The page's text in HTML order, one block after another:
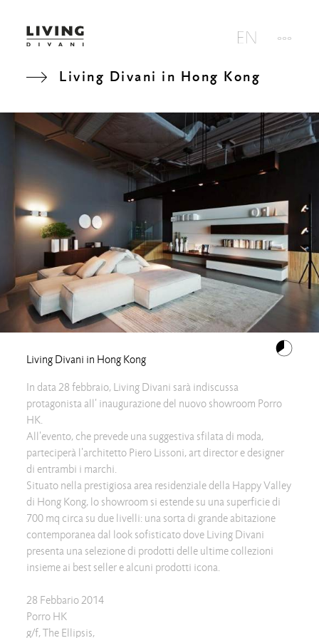
Living Divani in Hong Kong
Living Divani in Hong Kong
In data 28 febbraio, Living Divani sarà indiscussa
protagonista all' inaugurazione del nuovo showroom Porro
HK.
All'evento, che prevede una suggestiva sfilata di moda,
parteciperà l'architetto Piero Lissoni, art director e designer
di entrambi i marchi.
Situato nella prestigiosa area residenziale della Happy Valley
di Hong Kong, lo showroom si estende su una superficie di
700 mq circa su due livelli: una sorta di grande abitazione
contemporanea dal look sofisticato dove Living Divani
presenta una selezione di prodotti delle ultime collezioni
insieme ai best seller e alcuni prodotti icona.
28 Febbario 2014
Porro HK
g/f, The Ellipsis,